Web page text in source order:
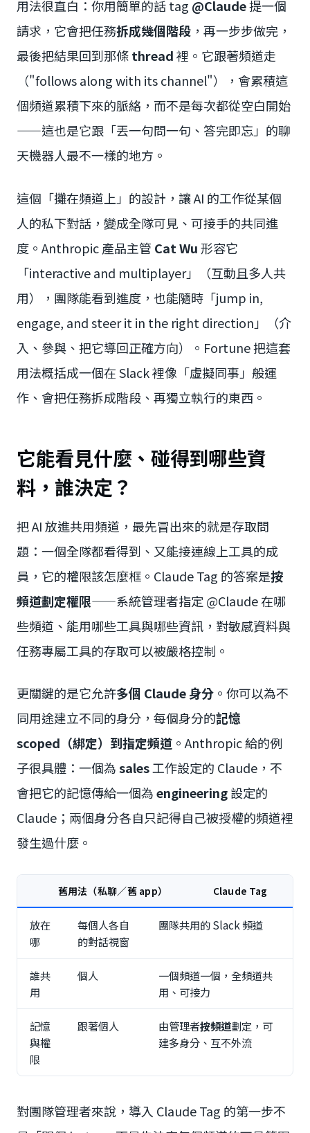
用法很直白：你用簡單的話 tag @Claude提一個
請求，它會把任務拆成幾個階段 ，再一步步做完，
最後把結果回到那條thread裡。它跟著頻道走
（"follows along with its channel"），會累積這
個頻道累積下來的脈絡，而不是每次都從空白開始
——這也是它跟「丟一句問一句、答完即忘」的聊
天機器人最不一樣的地方。
這個「攤在頻道上」的設計，讓 AI 的工作從某個
人的私下對話，變成全隊可見、可接手的共同進
度。Anthropic 產品主管 Cat Wu形容它
「interactive and multiplayer」（互動且多人共
用），團隊能看到進度，也能隨時「jump in,
engage, and steer it in the right direction」（介
入、參與、把它導回正確方向）。Fortune 把這套
用法概括成一個在 Slack 裡像「虛擬同事」般運
作、會把任務拆成階段、再獨立執行的東西。
它能看見什麼、碰得到哪些資
料，誰決定？
把 AI 放進共用頻道，最先冒出來的就是存取問
題：一個全隊都看得到、又能接連線上工具的成
員，它的權限該怎麼框。Claude Tag 的答案是按
頻道劃定權限——系統管理者指定 @Claude 在哪
些頻道、能用哪些工具與哪些資訊，對敏感資料與
任務專屬工具的存取可以被嚴格控制。
更關鍵的是它允許多個 Claude 身分 。你可以為不
同用途建立不同的身分，每個身分的記憶
scoped（綁定）到指定頻道 。Anthropic 給的例
子很具體：一個為sales工作設定的 Claude，不
會把它的記憶傳給一個為engineering設定的
Claude；兩個身分各自只記得自己被授權的頻道裡
發生過什麼。
舊用法（私聊／舊 app） Claude Tag
放在
哪
每個人各自
的對話視窗
團隊共用的 Slack 頻道
誰共
用
個人
一個頻道一個，全頻道共
用、可接力
記憶
與權
限
跟著個人 由管理者按頻道劃定，可
建多身分、互不外流
對團隊管理者來說，導入 Claude Tag 的第一步不